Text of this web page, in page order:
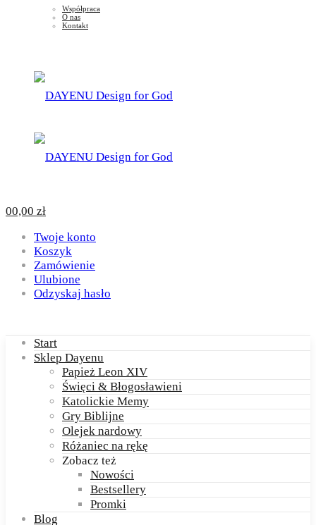
Współpraca
O nas
Kontakt
00,00 zł
Twoje konto
Koszyk
Zamówienie
Ulubione
Odzyskaj hasło
Start
Sklep Dayenu
Papież Leon XIV
Święci & Błogosławieni
Katolickie Memy
Gry Biblijne
Olejek nardowy
Różaniec na rękę
Zobacz też
Nowości
Bestsellery
Promki
Blog